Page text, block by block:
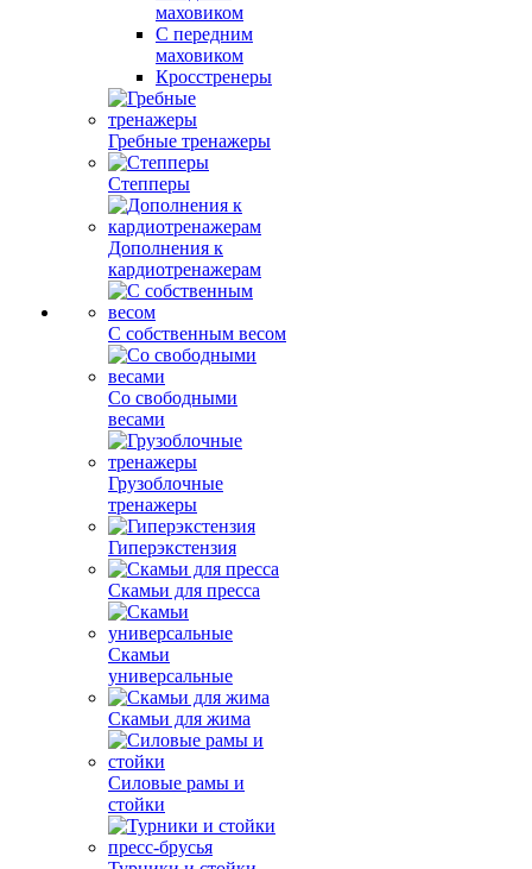
маховиком
С передним
маховиком
Кросстренеры
Гребные тренажеры
Степперы
Дополнения к
кардиотренажерам
С собственным весом
Со свободными
весами
Грузоблочные
тренажеры
Гиперэкстензия
Скамьи для пресса
Скамьи
универсальные
Скамьи для жима
Силовые рамы и
стойки